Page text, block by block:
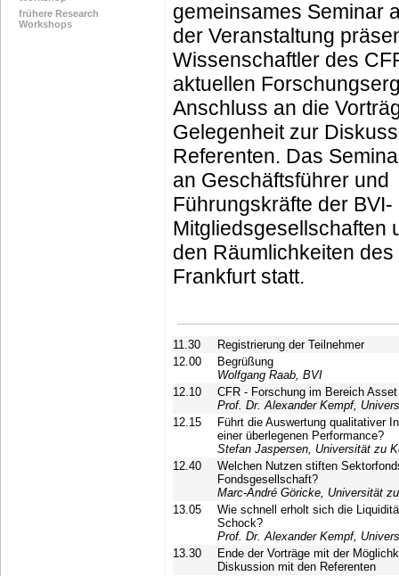
frühere Research
Workshops
gemeinsames Seminar
der Veranstaltung
Wissenschaftler des
aktuellen
Anschluss an die
Gelegenheit zur
Referenten. Das
an Geschäftsführer und
Führungskräfte der BVI-
Mitgliedsgesellschaften
den Räumlichkeiten des
Frankfurt statt.
11.30
Registrierung der Teilnehmer
12.00
Begrüßung
Wolfgang Raab, BVI
12.10
CFR - Forschung im Bereich
Prof. Dr. Alexander Kempf,
12.15
Führt die Auswertung qualitativer
einer überlegenen Performance?
Stefan Jaspersen, Universität zu
12.40
Welchen Nutzen stiften
Fondsgesellschaft?
Marc-André Göricke, Universität
13.05
Wie schnell erholt sich die
Schock?
Prof. Dr. Alexander Kempf,
13.30
Ende der Vorträge mit der
Diskussion mit den Referenten